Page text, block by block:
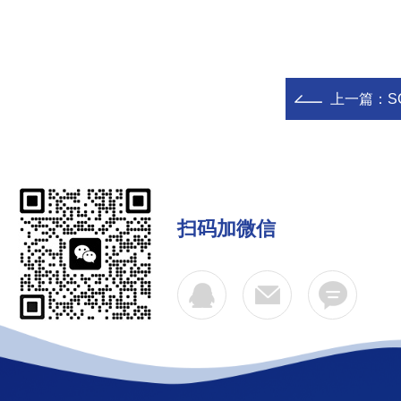
上一篇：
扫码加微信